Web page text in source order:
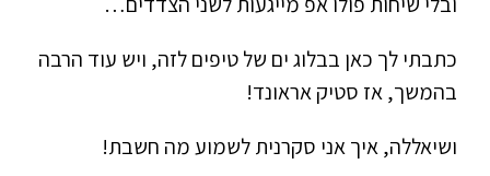
כתבתי לך כאן בבלוג ים של טיפים לזה, ויש עוד הרבה
בהמשך, אז סטיק אראונד!
ושיאללה, איך אני סקרנית לשמוע מה חשבת!